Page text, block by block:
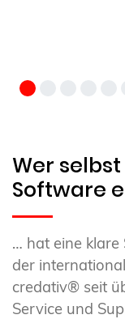
Wer
Software
… hat eine klare
der
credativ® seit
Service und